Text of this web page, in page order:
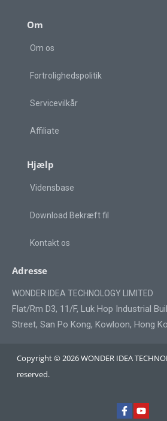
Om
Om os
Fortrolighedspolitik
Servicevilkår
Affiliate
Hjælp
Vidensbase
Download Bekræft fil
Kontakt os
Adresse
WONDER IDEA TECHNOLOGY LIMITED
Flat/Rm D3, 11/F, Luk Hop Industrial
Street, San Po Kong, Kowloon, Hong
Copyright © 2026 WONDER IDEA
reserved.